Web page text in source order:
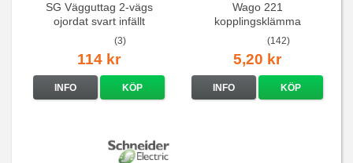
SG Vägguttag 2-vägs
ojordat svart infällt
16A/250V
(3)
114 kr
INFO KÖP
Wago 221
kopplingsklämma
(142)
5,20 kr
INFO KÖP